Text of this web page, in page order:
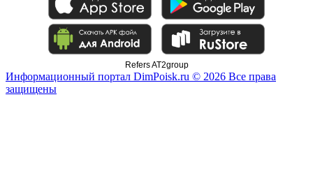
Refers AT2group
Информационный портал DimPoisk.ru © 2026 Все права
защищены